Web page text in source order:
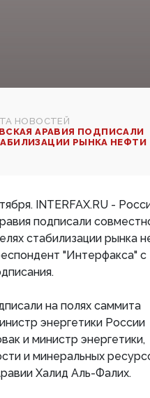
НОВОСТЕЙ
АРАВИЯ ПОДПИСАЛИ
РЫНКА НЕФТИ
INTERFAX.RU -
подписали
стабилизации рынка
"Интерфакса" с
на полях саммита
энергетики России
и министр энергетики,
и минеральных
Халид Аль-Фалих.